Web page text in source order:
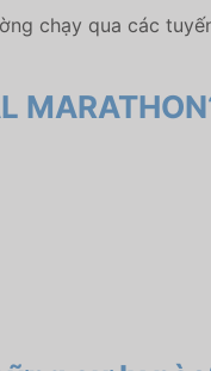
chạy qua các